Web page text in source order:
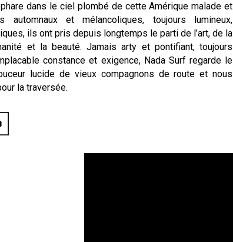
dans le ciel plombé de cette Amérique malade et
automnaux et mélancoliques, toujours lumineux,
ils ont pris depuis longtemps le parti de l’art, de la
et la beauté. Jamais arty et pontifiant, toujours
constance et exigence, Nada Surf regarde le
lucide de vieux compagnons de route et nous
la traversée.